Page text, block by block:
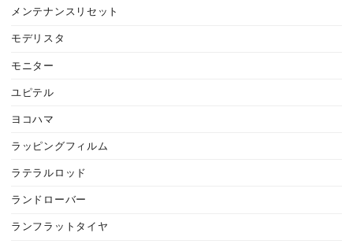
メンテナンスリセット
モデリスタ
モニター
ユピテル
ヨコハマ
ラッピングフィルム
ラテラルロッド
ランドローバー
ランフラットタイヤ